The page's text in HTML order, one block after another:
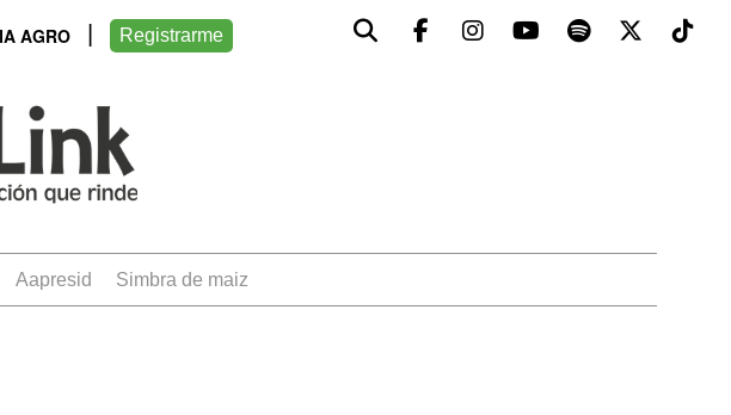
AGRO Registrarme
aapresid simbra de maiz